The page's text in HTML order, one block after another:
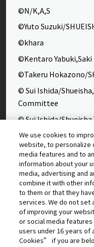
©N/K,A,S
©Yuto Suzuki/
©khara
©Kentaro Yabuki,Saki
©Takeru Hokazono/
© Sui Ishida/
Committee
© Sui Ishida/
Committee
©Yasuhisa Hara/
©Takahiro,Yohei
Production
©Rumiko Takahashi /
2009
©Tatsuki Fujimoto/
© 2025 MAPPA/
We use cookies to
website, to personalize
media features and to
information about your
media, advertising and
combine it with other
to them or that they
services. We do not set
of improving your
or social media
users under 16 years
Cookies” if you are